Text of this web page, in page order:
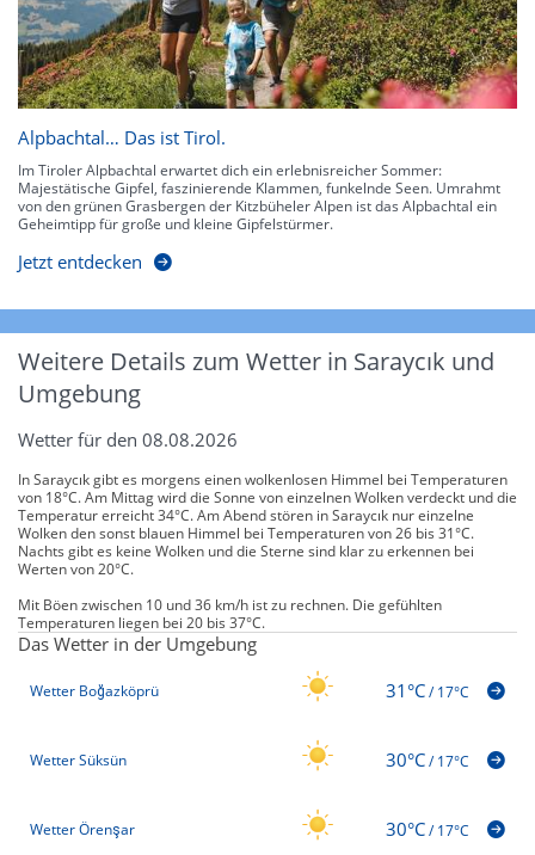
Alpbachtal… Das ist Tirol.
Im Tiroler Alpbachtal erwartet dich ein erlebnisreicher Sommer:
Majestätische Gipfel, faszinierende Klammen, funkelnde Seen. Umrahmt
von den grünen Grasbergen der Kitzbüheler Alpen ist das Alpbachtal ein
Geheimtipp für große und kleine Gipfelstürmer.
Jetzt entdecken
Weitere Details zum Wetter in Saraycık und
Umgebung
Wetter für den 08.08.2026
In Saraycık gibt es morgens einen wolkenlosen Himmel bei Temperaturen
von 18°C. Am Mittag wird die Sonne von einzelnen Wolken verdeckt und die
Temperatur erreicht 34°C. Am Abend stören in Saraycık nur einzelne
Wolken den sonst blauen Himmel bei Temperaturen von 26 bis 31°C.
Nachts gibt es keine Wolken und die Sterne sind klar zu erkennen bei
Werten von 20°C.
Mit Böen zwischen 10 und 36 km/h ist zu rechnen. Die gefühlten
Temperaturen liegen bei 20 bis 37°C.
Das Wetter in der Umgebung
Wetter Boğazköprü 31°C/17°C
Wetter Süksün 30°C/17°C
Wetter Örenşar 30°C/17°C